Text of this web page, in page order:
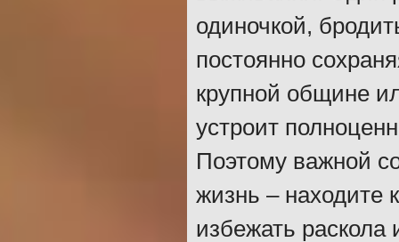
одиночкой,
постоянно
крупной общине
устроит
Поэтому важной
жизнь – находите
избежать